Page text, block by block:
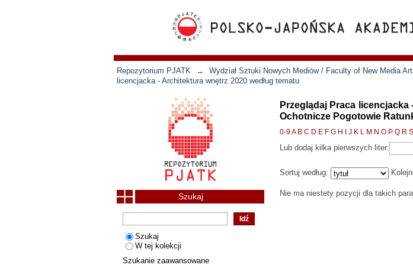
Repozytorium PJATK → Wydział Sztuki Nowych Mediów / Faculty of New Media
licencjacka - Architektura wnętrz 2020 według tematu
Przeglądaj Praca licencjacka
Ochotnicze Pogotowie
0-9A B C D E F G H J K L M N O P Q R S
Lub dodaj kilka pierwszych liter:
Sortuj według:
Nie ma niestety pozycji dla takich
Szukaj
Szukaj
W tej kolekcji
Szukanie zaawansowane